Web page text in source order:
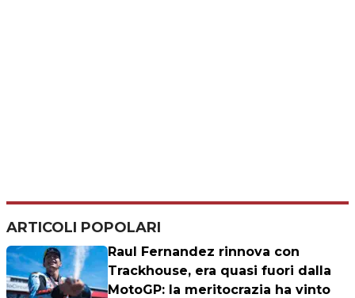
ARTICOLI POPOLARI
Raul Fernandez rinnova con
Trackhouse, era quasi fuori dalla
MotoGP: la meritocrazia ha vinto